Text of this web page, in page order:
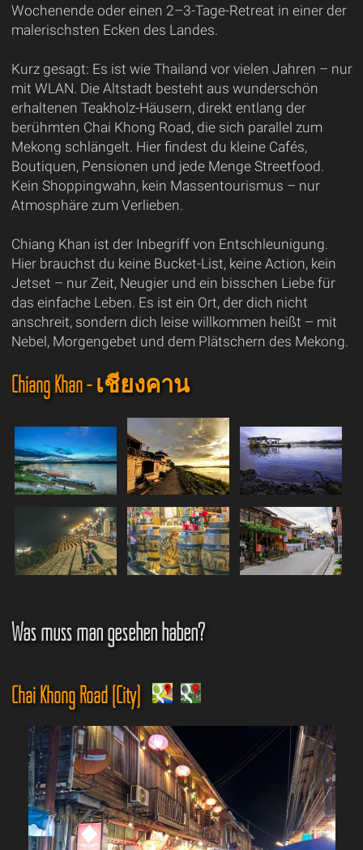
Wochenende oder einen 2–3-Tage-Retreat in einer der
malerischsten Ecken des Landes.
Kurz gesagt: Es ist wie Thailand vor vielen Jahren – nur
mit WLAN. Die Altstadt besteht aus wunderschön
erhaltenen Teakholz-Häusern, direkt entlang der
berühmten Chai Khong Road, die sich parallel zum
Mekong schlängelt. Hier findest du kleine Cafés,
Boutiquen, Pensionen und jede Menge Streetfood.
Kein Shoppingwahn, kein Massentourismus – nur
Atmosphäre zum Verlieben.
Chiang Khan ist der Inbegriff von Entschleunigung.
Hier brauchst du keine Bucket-List, keine Action, kein
Jetset – nur Zeit, Neugier und ein bisschen Liebe für
das einfache Leben. Es ist ein Ort, der dich nicht
anschreit, sondern dich leise willkommen heißt – mit
Nebel, Morgengebet und dem Plätschern des Mekong.
Chiang Khan - เชียงคาน
Was muss man gesehen haben?
Chai Khong Road (City)